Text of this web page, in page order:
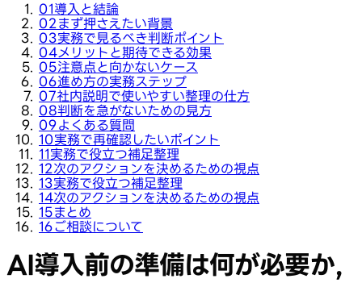
01導入と結論
02 まず押さえたい背景
03実務で見るべき判断ポイント
04メリットと期待できる効果
05注意点と向かないケース
06進め方の実務ステップ
07社内説明で使いやすい整理の仕方
08判断を急がないための見方
09よくある質問
10実務で再確認したいポイント
11実務で役立つ補足整理
12次のアクションを決めるための視点
13実務で役立つ補足整理
14次のアクションを決めるための視点
15まとめ
16ご相談について
AI導入前の準備は何が必要か,